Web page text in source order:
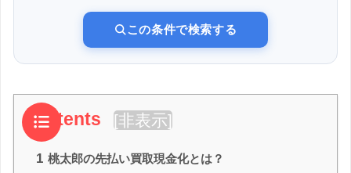
この条件で検索する
Contents [非表示]
1 桃太郎の先払い買取現金化とは？